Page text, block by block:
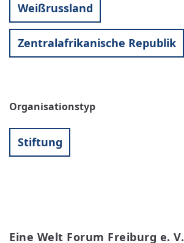
Weißrussland
Zentralafrikanische Republik
Organisationstyp
Stiftung
Eine Welt Forum Freiburg e. V.